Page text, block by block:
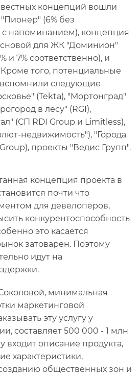
концепций вошли
(6% без
напоминанием), концепция
для ЖК "Доминион"
и 7% соответственно), и
Кроме того, потенциальные
следующие
(Tekta), "Мортонград"
в лесу" (RGI),
(СП RDI Group и Limitless),
недвижимость"), "Города
проекты "Ведис Групп".
концепция проекта в
почти что
для девелоперов,
конкурентоспособность
это касается
затоварен. Поэтому
идут на
минимальная
маркетинговой
эту услугу у
составляет 500 000 - 1 млн
входит описание продукта,
характеристики,
общественных зон и